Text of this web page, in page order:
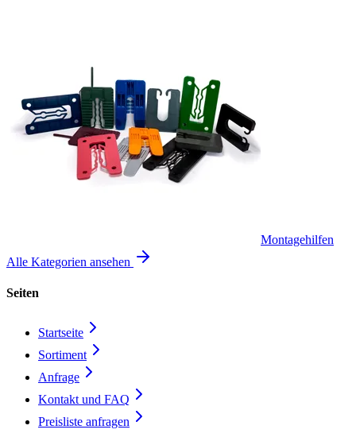
Montagehilfen
Alle Kategorien ansehen
Seiten
Startseite
Sortiment
Anfrage
Kontakt und FAQ
Preisliste anfragen